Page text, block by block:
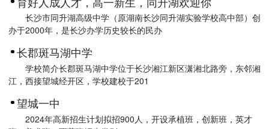
长沙市同升湖高级中学（原湖南长沙同升湖实验学校高中部）创
办于2000年，是长沙办学历史较长的民办
长郡斑马湖中学
学校简介长郡斑马湖中学位于长沙湘江新区潇湘北路旁，东邻湘
江，西接望城经开区，学校建校于201
望城一中
2024年高新招生计划拟招900人，开设承植班，创新班，英才